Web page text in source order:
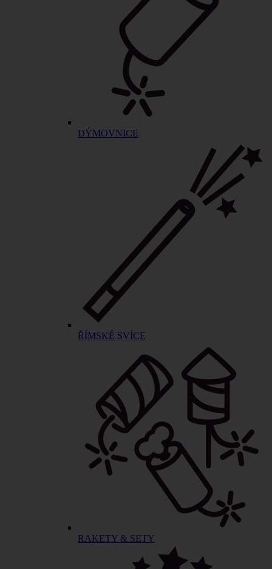
DÝMOVNICE
ŘÍMSKÉ SVÍCE
RAKETY & SETY